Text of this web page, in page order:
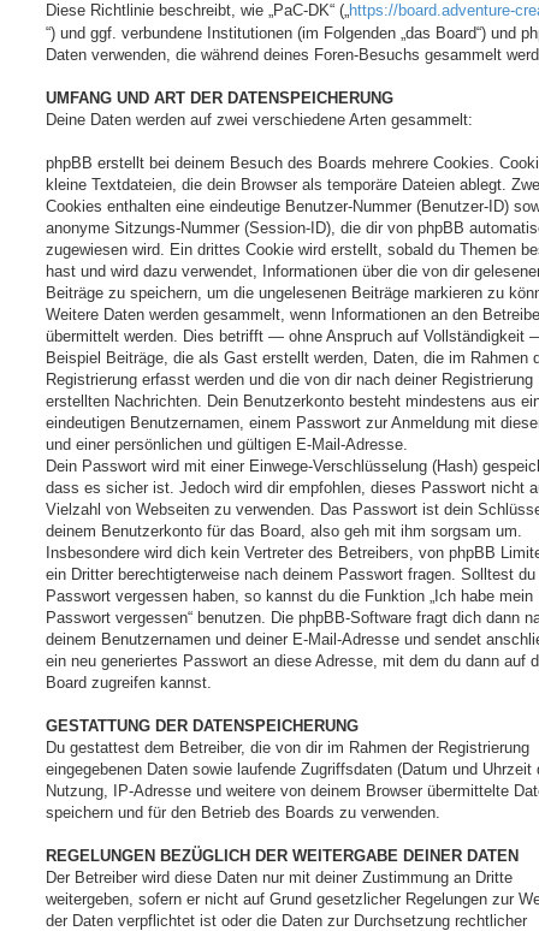
Diese Richtlinie beschreibt, wie „PaC-DK“ („ https://board.adventure-
“) und ggf. verbundene Institutionen (im Folgenden „das Board“) und
Daten verwenden, die während deines Foren-Besuchs gesammelt
UMFANG UND ART DER DATENSPEICHERUNG
Deine Daten werden auf zwei verschiedene Arten gesammelt:
phpBB erstellt bei deinem Besuch des Boards mehrere Cookies.
kleine Textdateien, die dein Browser als temporäre Dateien ablegt.
Cookies enthalten eine eindeutige Benutzer-Nummer (Benutzer-ID)
anonyme Sitzungs-Nummer (Session-ID), die dir von phpBB
zugewiesen wird. Ein drittes Cookie wird erstellt, sobald du Themen
hast und wird dazu verwendet, Informationen über die von dir
Beiträge zu speichern, um die ungelesenen Beiträge markieren zu
Weitere Daten werden gesammelt, wenn Informationen an den
übermittelt werden. Dies betrifft — ohne Anspruch auf Vollständigkeit
Beispiel Beiträge, die als Gast erstellt werden, Daten, die im Rahmen
Registrierung erfasst werden und die von dir nach deiner Registrierung
erstellten Nachrichten. Dein Benutzerkonto besteht mindestens aus
eindeutigen Benutzernamen, einem Passwort zur Anmeldung mit
und einer persönlichen und gültigen E-Mail-Adresse.
Dein Passwort wird mit einer Einwege-Verschlüsselung (Hash)
dass es sicher ist. Jedoch wird dir empfohlen, dieses Passwort nicht
Vielzahl von Webseiten zu verwenden. Das Passwort ist dein
deinem Benutzerkonto für das Board, also geh mit ihm sorgsam um.
Insbesondere wird dich kein Vertreter des Betreibers, von phpBB
ein Dritter berechtigterweise nach deinem Passwort fragen. Solltest du
Passwort vergessen haben, so kannst du die Funktion „Ich habe mein
Passwort vergessen“ benutzen. Die phpBB-Software fragt dich dann
deinem Benutzernamen und deiner E-Mail-Adresse und sendet
ein neu generiertes Passwort an diese Adresse, mit dem du dann auf
Board zugreifen kannst.
GESTATTUNG DER DATENSPEICHERUNG
Du gestattest dem Betreiber, die von dir im Rahmen der Registrierung
eingegebenen Daten sowie laufende Zugriffsdaten (Datum und Uhrzeit
Nutzung, IP-Adresse und weitere von deinem Browser übermittelte
speichern und für den Betrieb des Boards zu verwenden.
REGELUNGEN BEZÜGLICH DER WEITERGABE DEINER DATEN
Der Betreiber wird diese Daten nur mit deiner Zustimmung an Dritte
weitergeben, sofern er nicht auf Grund gesetzlicher Regelungen zur
der Daten verpflichtet ist oder die Daten zur Durchsetzung rechtlicher